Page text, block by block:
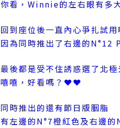
你看，Winnie的左右眼有多
回到座位後一直內心爭扎試
因為同時推出了右邊的
最後都是受不住誘惑選了北極
嘻嘻，好看嗎？❤❤
同時推出的還有節日版胭脂
有左邊的N°7橙紅色及右邊的